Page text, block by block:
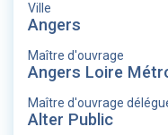
Ville
Angers
Maître d'ouvrage
Angers Loire
Maître d'ouvrage
Alter Public